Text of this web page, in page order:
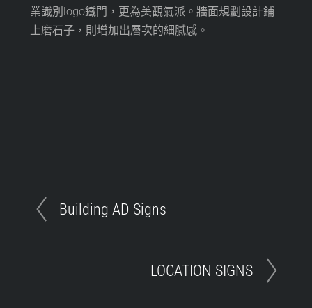
業識別logo鐵門，更為美觀氣派。牆面規劃設計鋪
上磨石子，則增加出層次的細膩感。
Building AD Signs
LOCATION SIGNS